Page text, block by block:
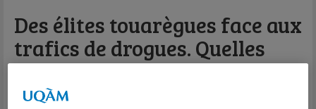
Des élites touarègues face aux
trafics de drogues. Quelles
recompositions morales et
sociopolitiques ?